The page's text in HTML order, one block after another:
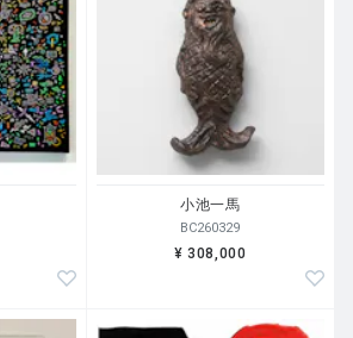
小池一馬
BC260329
¥ 308,000